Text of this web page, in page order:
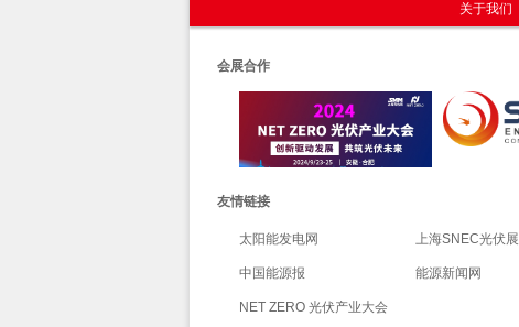
关于我们
会展合作
友情链接
太阳能发电网 上海SNEC光伏展
中国能源报 能源新闻网
NET ZERO 光伏产业大会